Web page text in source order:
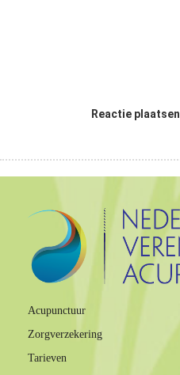
Reactie plaatsen
Acupunctuur
Zorgverzekering
Tarieven